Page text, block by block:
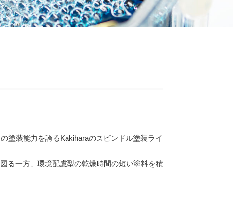
塗装能力を誇るKakiharaのスピンドル塗装ライ
る一方、環境配慮型の乾燥時間の短い塗料を積